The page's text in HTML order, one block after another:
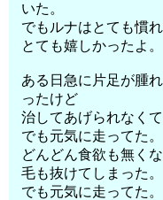
いた。
でもルナはとても慣
とても嬉しかったよ。
ある日急に片足が腫
ったけど
治してあげられなく
でも元気に走ってた。
どんどん食欲も無く
毛も抜けてしまった。
でも元気に走ってた。